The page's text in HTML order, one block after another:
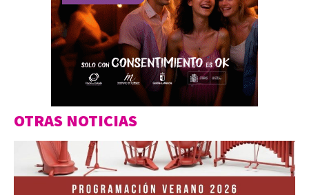
OTRAS NOTICIAS